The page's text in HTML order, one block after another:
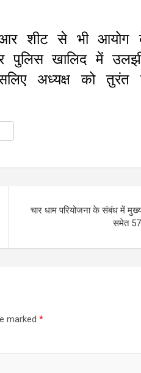
शीट से भी
पुलिस खालिद में
अध्यक्ष को तुरंत
चार धाम परियोजना के संबंध में
समेत 57
marked *